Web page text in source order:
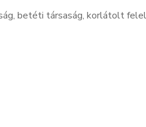
betéti társaság, korlátolt